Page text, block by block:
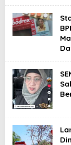
r
h
a